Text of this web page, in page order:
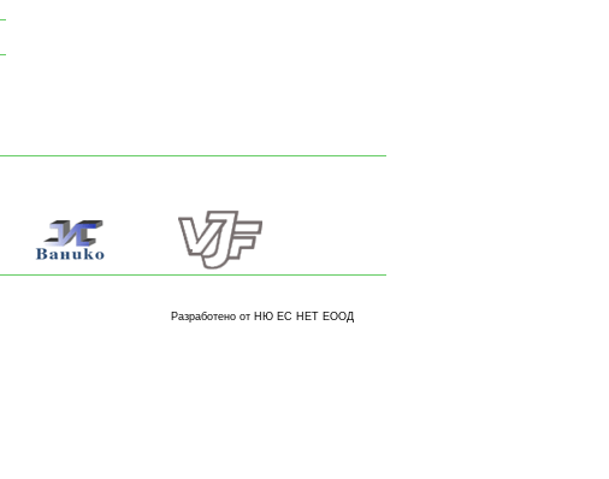
Разработено от НЮ ЕС НЕТ ЕООД